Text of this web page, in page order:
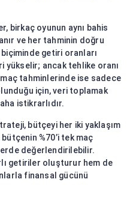
birkaç oyunun aynı bahis
ve her tahminin doğru
getiri oranları
yükselir; ancak tehlike oranı
tahminlerinde ise sadece
için, veri toplamak
istikrarlıdır.
bütçeyi her iki yaklaşım
%70’i tek maç
değerlendirilebilir.
getiriler oluşturur hem de
finansal gücünü